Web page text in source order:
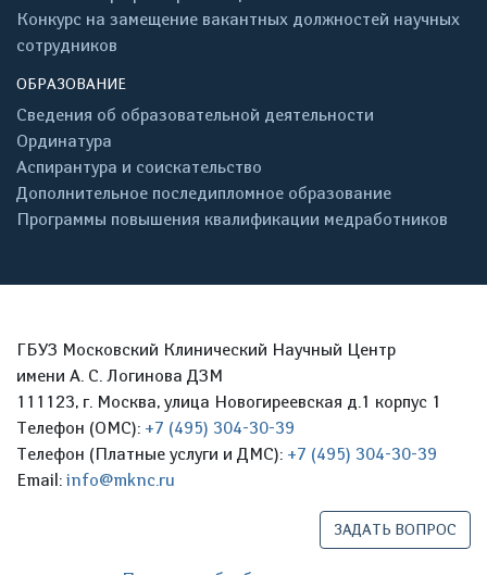
Конкурс на замещение вакантных должностей научных
сотрудников
ОБРАЗОВАНИЕ
Сведения об образовательной деятельности
Ординатура
Аспирантура и соискательство
Дополнительное последипломное образование
Программы повышения квалификации медработников
ГБУЗ Московский Клинический Научный Центр
имени А. С. Логинова ДЗМ
111123, г. Москва, улица Новогиреевская д.1 корпус 1
Телефон (ОМС): +7 (495) 304-30-39
Телефон (Платные услуги и ДМС): +7 (495) 304-30-39
Email: info@mknc.ru
ЗАДАТЬ ВОПРОС